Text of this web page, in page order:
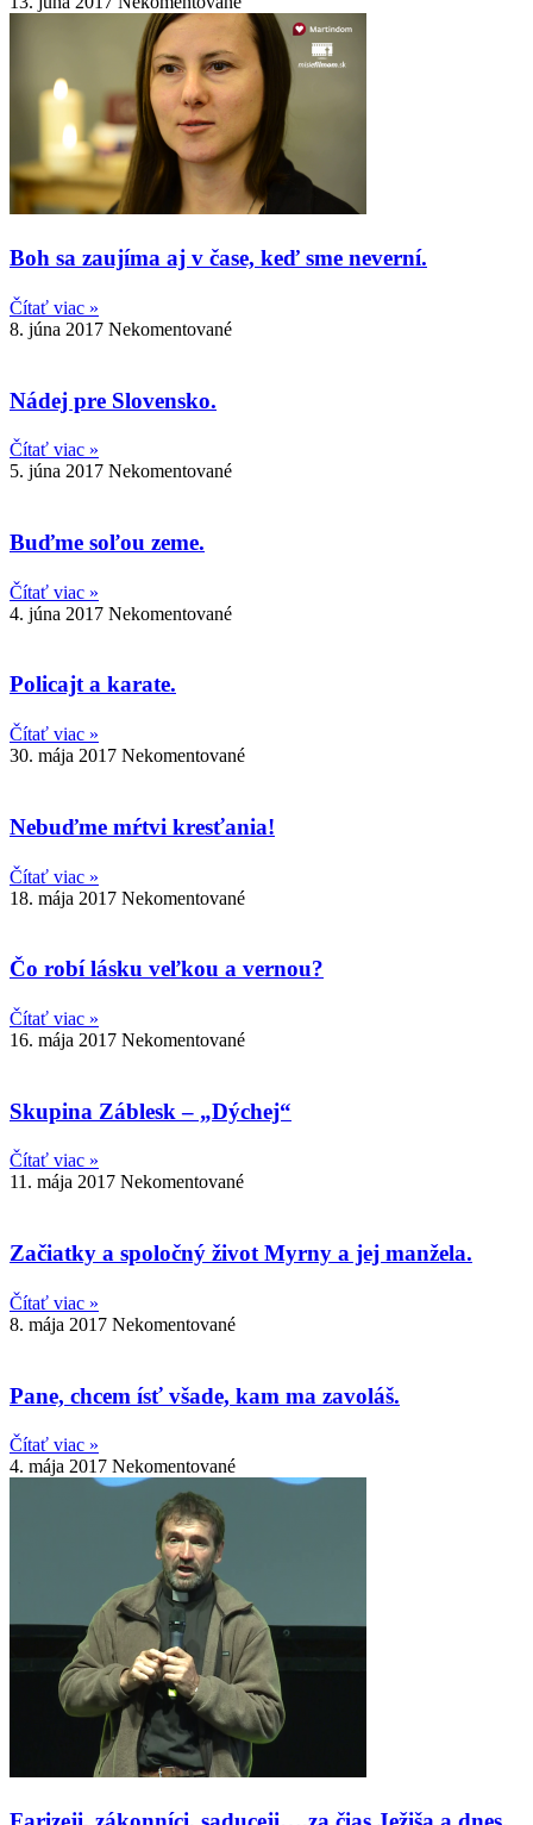
Boh sa zaujíma aj v čase, keď sme neverní.
Čítať viac »
8. júna 2017 Nekomentované
Nádej pre Slovensko.
Čítať viac »
5. júna 2017 Nekomentované
Buďme soľou zeme.
Čítať viac »
4. júna 2017 Nekomentované
Policajt a karate.
Čítať viac »
30. mája 2017 Nekomentované
Nebuďme mŕtvi kresťania!
Čítať viac »
18. mája 2017 Nekomentované
Čo robí lásku veľkou a vernou?
Čítať viac »
16. mája 2017 Nekomentované
Skupina Záblesk – „Dýchej“
Čítať viac »
11. mája 2017 Nekomentované
Začiatky a spoločný život Myrny a jej manžela.
Čítať viac »
8. mája 2017 Nekomentované
Pane, chcem ísť všade, kam ma zavoláš.
Čítať viac »
4. mája 2017 Nekomentované